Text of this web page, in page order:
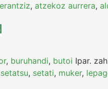
, atzekoz aurrera,
, buruhandi, butoi Ipar.
setatsu, setati, muker,